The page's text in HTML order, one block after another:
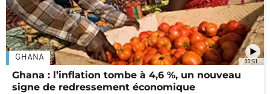
00:51
GHANA
Ghana : l’inflation tombe à 4,6 %, un nouveau
signe de redressement économique